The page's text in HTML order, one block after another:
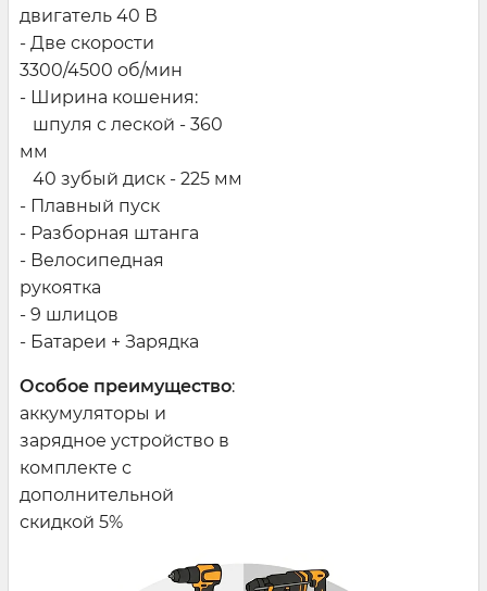
двигатель 40 В
- Две скорости
3300/4500 об/мин
- Ширина кошения:
шпуля с леской - 360
мм
40 зубый диск - 225 мм
- Плавный пуск
- Разборная штанга
- Велосипедная
рукоятка
- 9 шлицов
- Батареи + Зарядка
Особое преимущество:
аккумуляторы и
зарядное устройство в
комплекте с
дополнительной
скидкой 5%